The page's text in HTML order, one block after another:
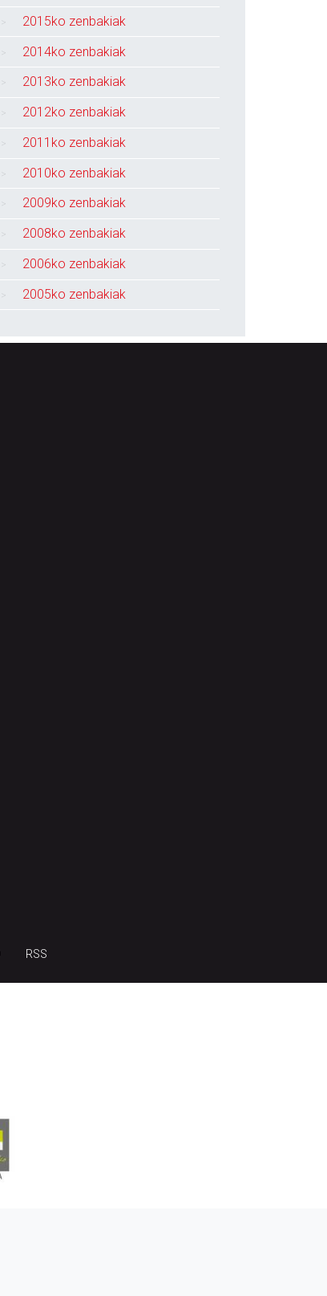
2015ko zenbakiak
2014ko zenbakiak
2013ko zenbakiak
2012ko zenbakiak
2011ko zenbakiak
2010ko zenbakiak
2009ko zenbakiak
2008ko zenbakiak
2006ko zenbakiak
2005ko zenbakiak
RSS